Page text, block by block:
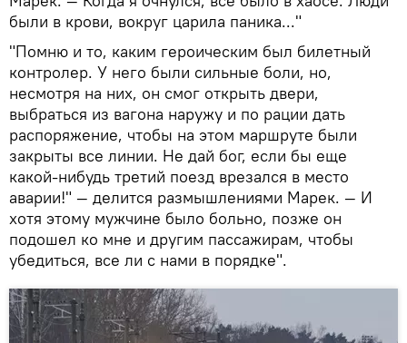
были в крови, вокруг царила паника..."
"Помню и то, каким героическим был билетный
контролер. У него были сильные боли, но,
несмотря на них, он смог открыть двери,
выбраться из вагона наружу и по рации дать
распоряжение, чтобы на этом маршруте были
закрыты все линии. Не дай бог, если бы еще
какой-нибудь третий поезд врезался в место
аварии!" — делится размышлениями Марек. — И
хотя этому мужчине было больно, позже он
подошел ко мне и другим пассажирам, чтобы
убедиться, все ли с нами в порядке".